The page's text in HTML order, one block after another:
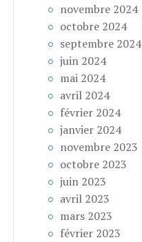
novembre 2024
octobre 2024
septembre 2024
juin 2024
mai 2024
avril 2024
février 2024
janvier 2024
novembre 2023
octobre 2023
juin 2023
avril 2023
mars 2023
février 2023